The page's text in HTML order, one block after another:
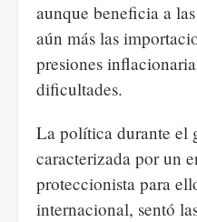
aunque beneficia a
aún más las
presiones
dificultades.
La política durante el
caracterizada por un
proteccionista para
internacional, sentó